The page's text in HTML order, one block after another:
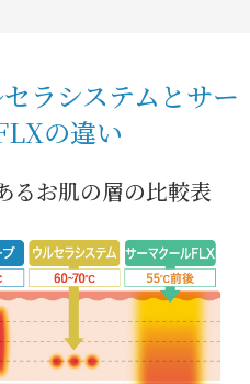
ラシステム とサー
の違い
るお肌の層の比較表